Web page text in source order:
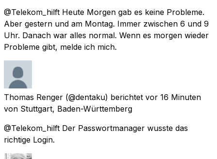
@Telekom_hilft Heute Morgen gab es keine Probleme.
Aber gestern und am Montag. Immer zwischen 6 und 9
Uhr. Danach war alles normal. Wenn es morgen wieder
Probleme gibt, melde ich mich.
Thomas Renger (@dentaku) berichtet vor 16 Minuten
von Stuttgart, Baden-Württemberg
@Telekom_hilft Der Passwortmanager wusste das
richtige Login.